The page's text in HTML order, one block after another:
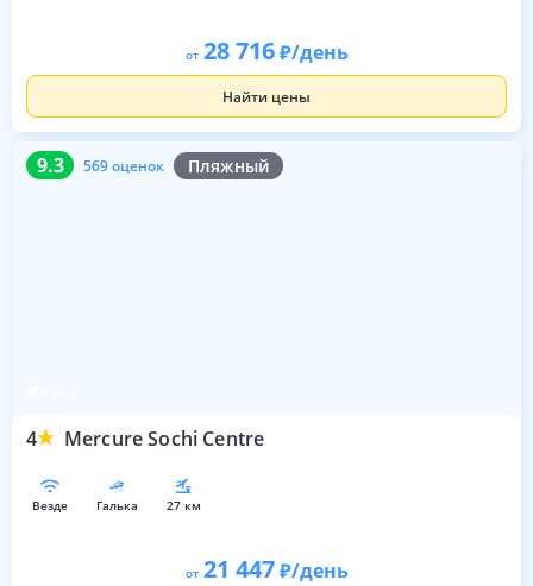
от 28 716 /день
Найти цены
9.3 569 оценок Пляжный
4 Mercure Sochi Centre
9.3 569 оценок
везде галька 27 км
от 21 447 /день